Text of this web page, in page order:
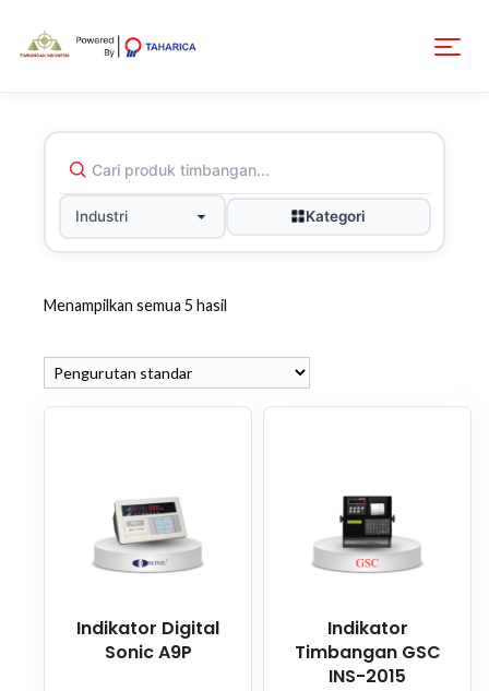
Industri Kategori
Menampilkan semua 5 hasil
Indikator Digital
Sonic A9P
Indikator
Timbangan GSC
INS-2015